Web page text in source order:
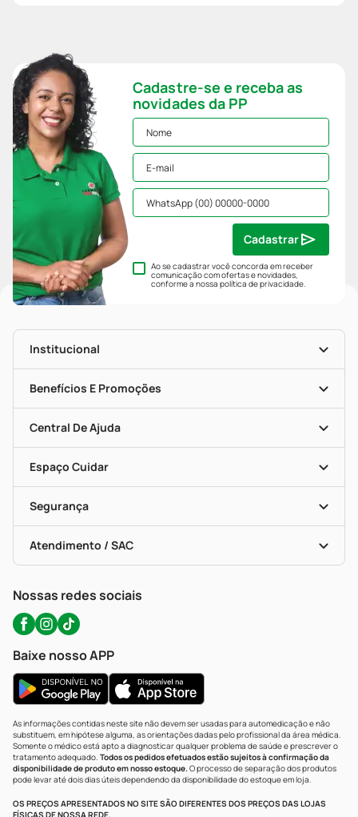
Cadastre-se e receba as
novidades da PP
Ao se cadastrar você concorda em receber
comunicação com ofertas e novidades,
conforme a nossapolítica de privacidade.
Cadastrar
Institucional
História
Nossas Lojas
Mapa De Categorias
Blog Da PP
Seja Uma Loja Parceira
Benefícios E Promoções
Clube PP
Convênios
Programa Popular Do Brasil
Encarte De Ofertas
Dermaclub
Descontos De Laboratório (PBM)
Cupons E Ofertas
Central De Ajuda
Entrega
Recompra Programada
Compras Com Receita
Alomed (tele-Entrega)
Formas De Pagamento
Troca E Devolução
Bulas De A A Z
Políticas De Marketplace
Espaço Cuidar
Vacinas
Serviços Farmacêuticos
Testes Rápidos
Autoteste Covid-19
Segurança
Certificado De Segurança
Portal Da Privacidade
Atendimento / SAC
WhatsApp (47) 9202-1687
Nossas redes sociais
Baixe nosso APP
As informações contidas neste site não devem ser usadas para automedicação e não
substituem, em hipótese alguma, as orientações dadas pelo profissional da área médica.
Somente o médico está apto a diagnosticar qualquer problema de saúde e prescrever o
tratamento adequado. Todos os pedidos efetuados estão sujeitos à confirmação da
disponibilidade de produto em nosso estoque.O processo de separação dos produtos
pode levar até dois dias úteis dependendo da disponibilidade do estoque em loja.
OS PREÇOS APRESENTADOS NO SITE SÃO DIFERENTES DOS PREÇOS DAS LOJAS
FÍSICAS DE NOSSA REDE.